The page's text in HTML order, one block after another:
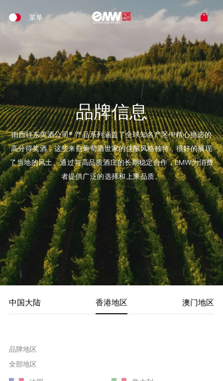
品牌信息
由西往东美酒公司® 产品系列涵盖了全球知名产区中精心挑选的
高分得奖酒，这些来自葡萄酒世家的佳酿风格独特，很好的展现
了当地的风土。通过与高品质酒庄的长期稳定合作，EMW为消费
者提供广泛的选择和上乘品质。
中国大陆 香港地区 澳门地区
品牌地区
全部地区